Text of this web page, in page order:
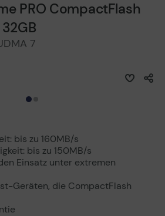
PRO CompactFlash
7
bis zu 160MB/s
bis zu 150MB/s
Einsatz unter extremen
Geräten, die CompactFlash